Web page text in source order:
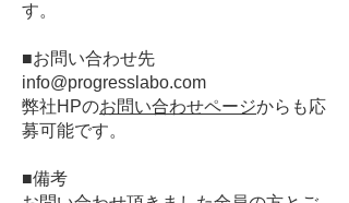
す。
■お問い合わせ先
info@progresslabo.com
弊社HPのお問い合わせページからも応
募可能です。
■備考